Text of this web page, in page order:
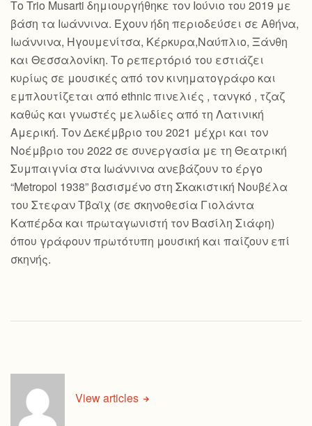
Το Trio Musarti δημιουργήθηκε τον Ιούνιο του 2019 με
βάση τα Ιωάννινα. Έχουν ήδη περιοδεύσει σε Αθήνα,
Ιωάννινα, Ηγουμενίτσα, Κέρκυρα,Ναύπλιο, Ξάνθη
και Θεσσαλονίκη. Το ρεπερτόριό του εστιάζει
κυρίως σε μουσικές από τον κινηματογράφο και
εμπλουτίζεται από ethnic πινελιές , τανγκό , τζαζ
καθώς και γνωστές μελωδίες από τη Λατινική
Αμερική. Τον Δεκέμβριο του 2021 μέχρι και τον
Νοέμβριο του 2022 σε συνεργασία με τη Θεατρική
Συμπαιγνία στα Ιωάννινα ανεβάζουν το έργο
“Metropol 1938” βασισμένο στη Σκακιστική Νουβέλα
του Στεφαν Τβαϊχ (σε σκηνοθεσία Γιολάντα
Καπέρδα και πρωταγωνιστή τον Βασίλη Σιάφη)
όπου γράφουν πρωτότυπη μουσική και παίζουν επί
σκηνής.
View articles